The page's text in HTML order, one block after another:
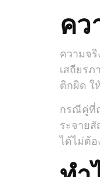
คว
ความจ
เสถียร
ติกผิด ใ
กรณีคู่ที่
ระจาย
ได้ไม่ต้